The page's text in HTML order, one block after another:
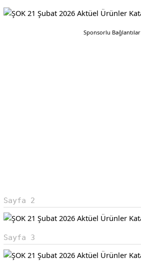
Sponsorlu Bağlantılar
Sayfa 2
Sayfa 3